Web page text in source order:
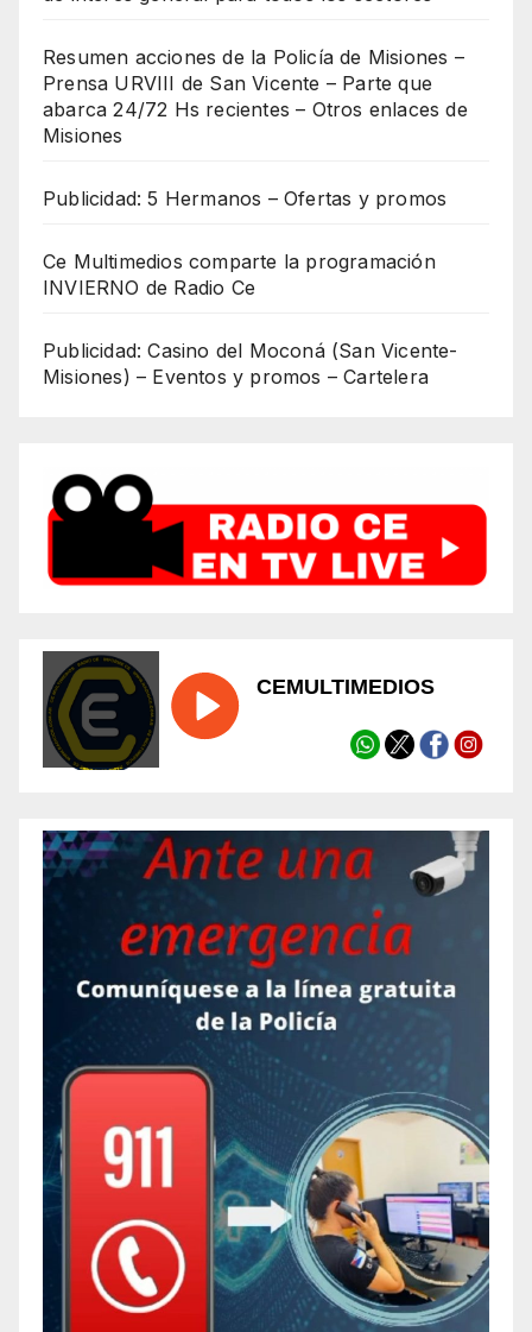
Resumen acciones de la Policía de Misiones –
Prensa URVIII de San Vicente – Parte que
abarca 24/72 Hs recientes – Otros enlaces de
Misiones
Publicidad: 5 Hermanos – Ofertas y promos
Ce Multimedios comparte la programación
INVIERNO de Radio Ce
Publicidad: Casino del Moconá (San Vicente-
Misiones) – Eventos y promos – Cartelera